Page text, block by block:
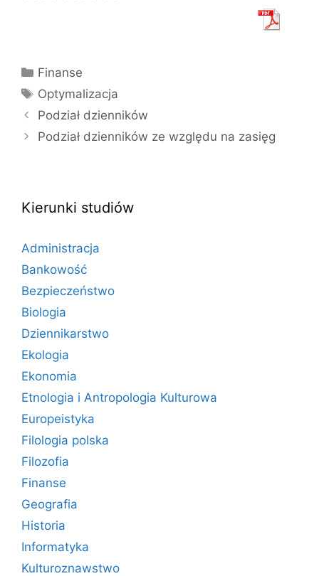
Kategorie
Finanse
Tagi
Optymalizacja
Podział dzienników
Podział dzienników ze względu na zasięg
Kierunki studiów
Administracja
Bankowość
Bezpieczeństwo
Biologia
Dziennikarstwo
Ekologia
Ekonomia
Etnologia i Antropologia Kulturowa
Europeistyka
Filologia polska
Filozofia
Finanse
Geografia
Historia
Informatyka
Kulturoznawstwo